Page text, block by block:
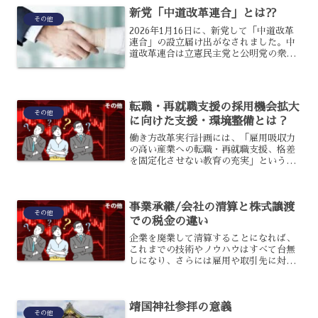
られているのです。旧宮...
その他 新党「中道改革連合」とは⁇
2026年1月16日に、新党して「中道改革
連合」の設立届け出がなされました。中
道改革連合は立憲民主党と公明党の衆議
合とはどのような政...
その他
転職・再就職支援の採用機会拡大
に向けた支援・環境整備とは？
働き方改革実行計画には、「雇用吸収力
の高い産業への転職・再就職支援、格差
を固定化させない教育の充実」というテ
学金の創設など誰にでもチ...
その他
事業承継/会社の清算と株式譲渡
での税金の違い
企業を廃業して清算することになれば、
これまでの技術やノウハウはすべて台無
しになり、さらには雇用や取引先に対し
ことができ、さらには会社...
その他 靖国神社参拝の意義